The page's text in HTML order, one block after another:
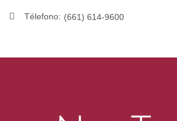
Télefono: (661) 614-9600